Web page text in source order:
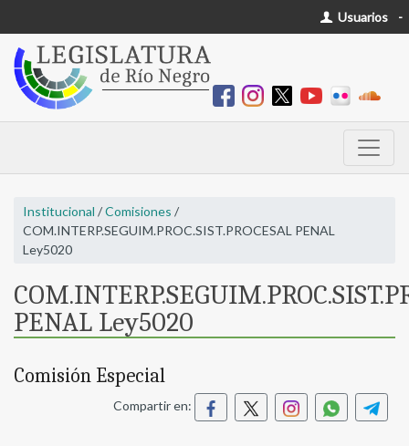
Usuarios -
Institucional /Comisiones /
COM.INTERP.SEGUIM.PROC.SIST.PROCESAL PENAL
Ley5020
PENAL Ley5020
Comisión Especial
Compartir en: